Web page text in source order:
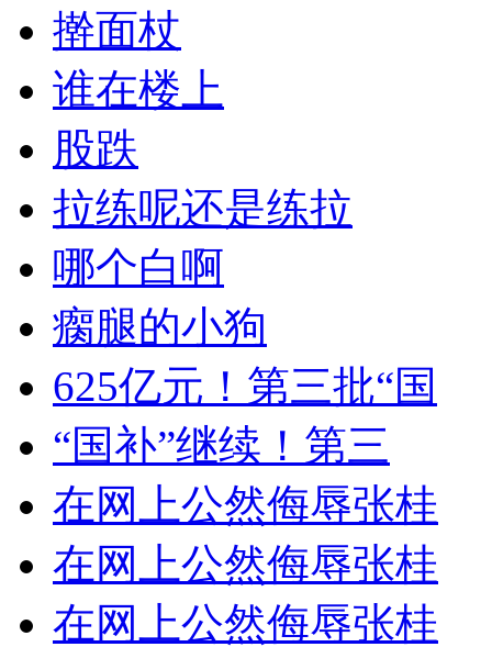
擀面杖
谁在楼上
股跌
拉练呢还是练拉
哪个白啊
瘸腿的小狗
625亿元！第三批“国
“国补”继续！第三
在网上公然侮辱张桂
在网上公然侮辱张桂
在网上公然侮辱张桂